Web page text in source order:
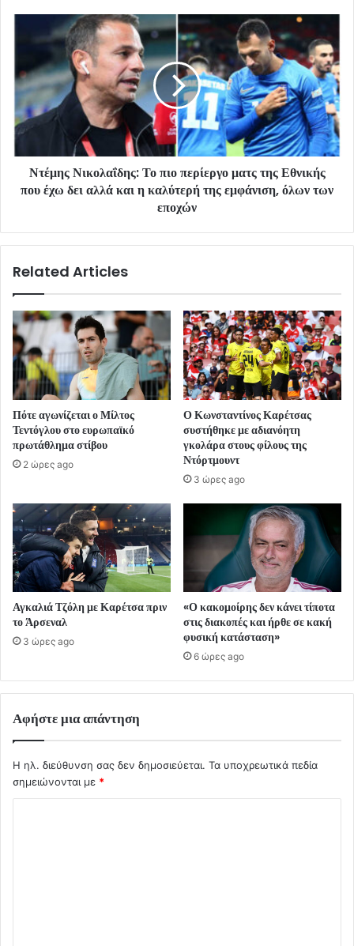
Ντέμης Νικολαΐδης: Το πιο περίεργο ματς της Εθνικής
που έχω δει αλλά και η καλύτερή της εμφάνιση, όλων των
εποχών
Related Articles
Πότε αγωνίζεται ο Μίλτος
Τεντόγλου στο ευρωπαϊκό
πρωτάθλημα στίβου
2 ώρες ago
Ο Κωνσταντίνος Καρέτσας
συστήθηκε με αδιανόητη
γκολάρα στους φίλους της
Ντόρτμουντ
3 ώρες ago
Αγκαλιά Τζόλη με Καρέτσα πριν
το Άρσεναλ
3 ώρες ago
«Ο κακομοίρης δεν κάνει τίποτα
στις διακοπές και ήρθε σε κακή
φυσική κατάσταση»
6 ώρες ago
Αφήστε μια απάντηση
Η ηλ. διεύθυνση σας δεν δημοσιεύεται. Τα υποχρεωτικά πεδία
σημειώνονται με *